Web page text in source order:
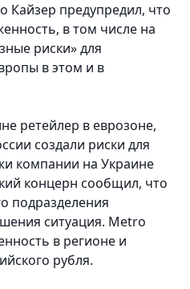
Кайзер предупредил, что
в том числе на
риски» для
в этом и в
ретейлер в еврозоне,
создали риски для
компании на Украине
концерн сообщил, что
подразделения
ситуация. Metro
в регионе и
рубля.